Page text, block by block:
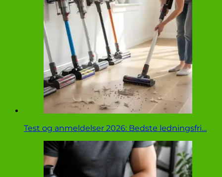
Test og anmeldelser 2026: Bedste ledningsfri…